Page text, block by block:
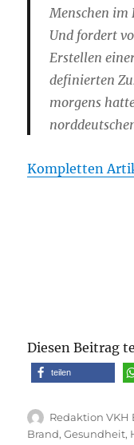
Menschen
Und fordert
Erstellen
definierten
morgens
Kompletten
Diesen Beitrag
teilen
Autor
Redaktion VKH
Brand,Gesundheit,